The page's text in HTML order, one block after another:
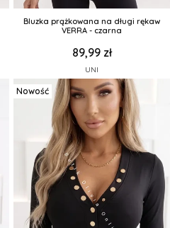
Bluzka prążkowana na długi rękaw
VERRA - czarna
89,99 zł
UNI
Nowość